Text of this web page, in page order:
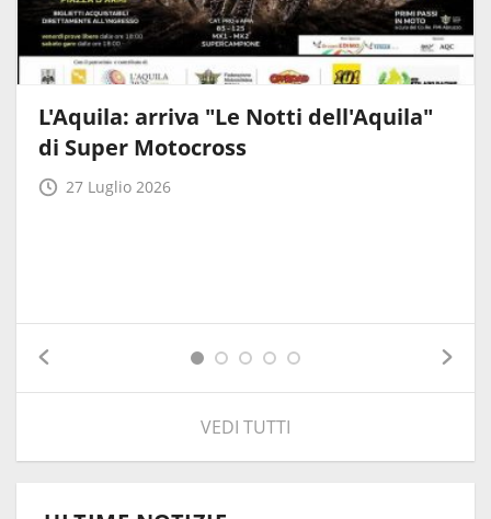
L'Aquila: arriva "Le Notti dell'Aquila"
di Super Motocross
27 Luglio 2026
VEDI TUTTI